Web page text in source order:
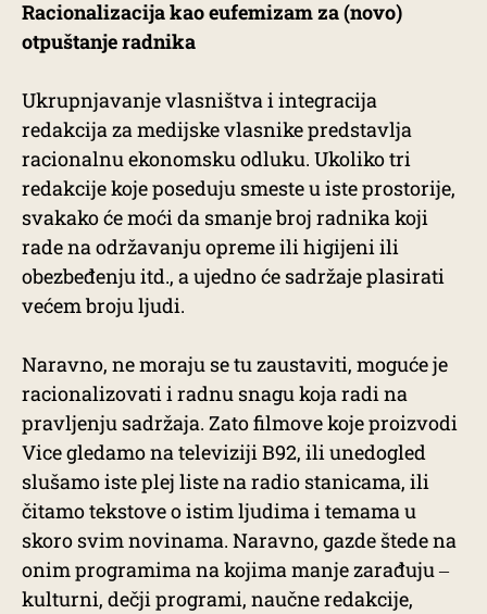
Racionalizacija kao eufemizam za (novo)
otpuštanje radnika
Ukrupnjavanje vlasništva i integracija
redakcija za medijske vlasnike predstavlja
racionalnu ekonomsku odluku. Ukoliko tri
redakcije koje poseduju smeste u iste prostorije,
svakako će moći da smanje broj radnika koji
rade na održavanju opreme ili higijeni ili
obezbeđenju itd., a ujedno će sadržaje plasirati
većem broju ljudi.
Naravno, ne moraju se tu zaustaviti, moguće je
racionalizovati i radnu snagu koja radi na
pravljenju sadržaja. Zato filmove koje proizvodi
Vice gledamo na televiziji B92, ili unedogled
slušamo iste plej liste na radio stanicama, ili
čitamo tekstove o istim ljudima i temama u
skoro svim novinama. Naravno, gazde štede na
onim programima na kojima manje zarađuju ‒
kulturni, dečji programi, naučne redakcije,